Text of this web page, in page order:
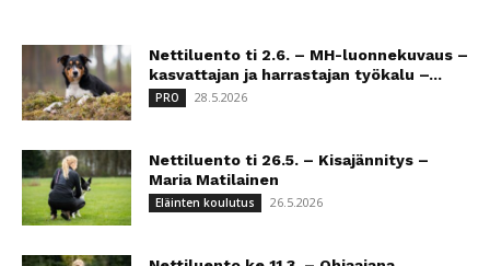
Nettiluento ti 2.6. – MH-luonnekuvaus –
kasvattajan ja harrastajan työkalu –...
PRO 28.5.2026
Nettiluento ti 26.5. – Kisajännitys –
Maria Matilainen
Eläinten koulutus 26.5.2026